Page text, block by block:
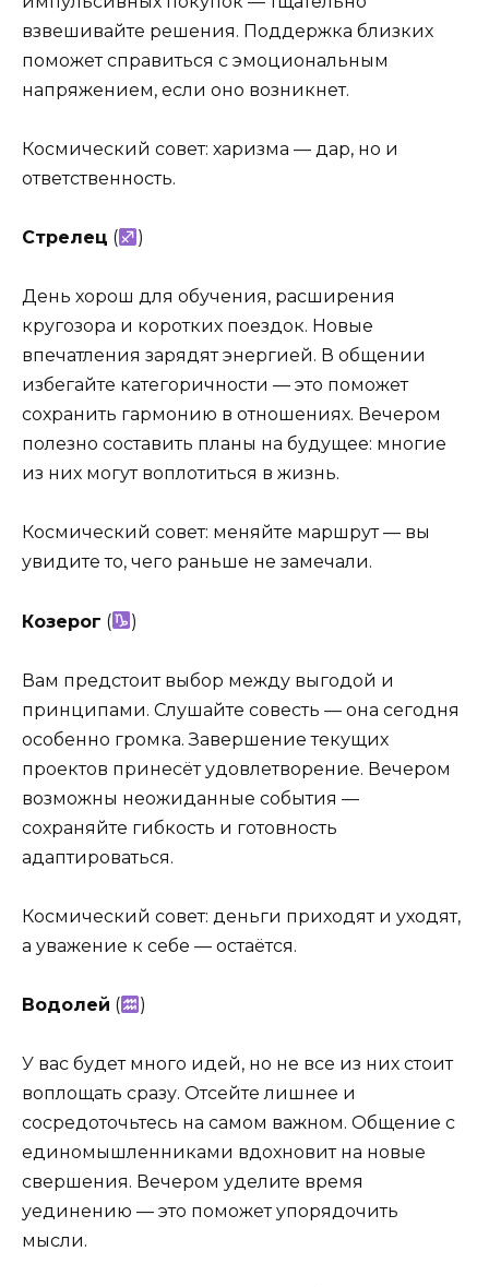
взвешивайте решения. Поддержка близких
поможет справиться с эмоциональным
напряжением, если оно возникнет.
Космический совет: харизма — дар, но и
ответственность.
Стрелец ( )
День хорош для обучения, расширения
кругозора и коротких поездок. Новые
впечатления зарядят энергией. В общении
избегайте категоричности — это поможет
сохранить гармонию в отношениях. Вечером
полезно составить планы на будущее: многие
из них могут воплотиться в жизнь.
Космический совет: меняйте маршрут — вы
увидите то, чего раньше не замечали.
Козерог ( )
Вам предстоит выбор между выгодой и
принципами. Слушайте совесть — она сегодня
особенно громка. Завершение текущих
проектов принесёт удовлетворение. Вечером
возможны неожиданные события —
сохраняйте гибкость и готовность
адаптироваться.
Космический совет: деньги приходят и уходят,
а уважение к себе — остаётся.
Водолей ( )
У вас будет много идей, но не все из них стоит
воплощать сразу. Отсейте лишнее и
сосредоточьтесь на самом важном. Общение с
единомышленниками вдохновит на новые
свершения. Вечером уделите время
уединению — это поможет упорядочить
мысли.